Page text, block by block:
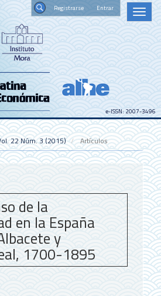
Toggle
e-ISSN: 2007-3496
22 Núm. 3 (2015) Artículos
de la
en la España
y
1700-1895